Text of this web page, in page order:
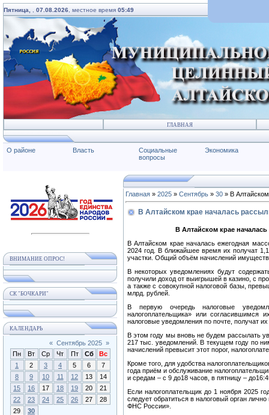
Пятница, 07.08.2026 , местное время 05:49
ГЛАВНАЯ
О районе Власть
Социальные
вопросы
Экономика
ВНИМАНИЕ ОПРОС!
СК "БОЧКАРИ"
КАЛЕНДАРЬ
« Сентябрь 2025 »
Пн
Вт Ср Чт Пт Сб
Вс
1
2 3 4 5 6
7
8
9 10 11 12 13
14
15
16 17 18 19 20
21
22
23 24 25 26 27
28
29
30
Главная » 2025 » Сентябрь » 30 » В
В Алтайском крае началась
В Алтайском крае
В Алтайском крае началась ежегодная
2024 год. В ближайшее время их получат
участки. Общий объём начислений
В некоторых уведомлениях будут
получили доход от выигрышей в казино, с
а также с совокупной налоговой базы,
млрд. рублей.
В первую очередь налоговые
налогоплательщика» или согласившимся
налоговые уведомления по почте, получат их
В этом году мы вновь не будем рассылать
217 тыс. уведомлений. В текущем году по
начислений превысит этот порог,
Кроме того, для удобства
года приём и обслуживание
и средам – с 9 до18 часов, в пятницу –
Если налогоплательщик до 1 ноября 2025
следует обратиться в налоговый орган
ФНС России».